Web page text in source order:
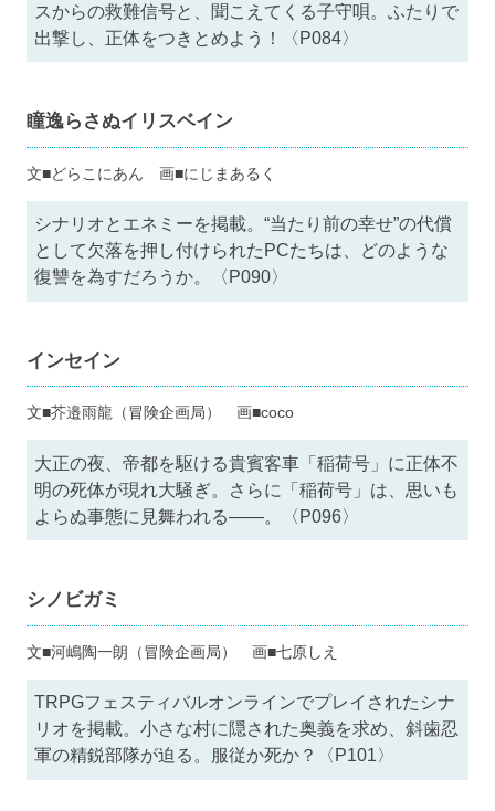
スからの救難信号と、聞こえてくる子守唄。ふたりで
出撃し、正体をつきとめよう！〈P084〉
瞳逸らさぬイリスベイン
文■どらこにあん 画■にじまあるく
シナリオとエネミーを掲載。“当たり前の幸せ”の代償
として欠落を押し付けられたPCたちは、どのような
復讐を為すだろうか。〈P090〉
インセイン
文■芥邉雨龍（冒険企画局） 画■coco
大正の夜、帝都を駆ける貴賓客車「稲荷号」に正体不
明の死体が現れ大騒ぎ。さらに「稲荷号」は、思いも
よらぬ事態に見舞われる――。〈P096〉
シノビガミ
文■河嶋陶一朗（冒険企画局） 画■七原しえ
TRPGフェスティバルオンラインでプレイされたシナ
リオを掲載。小さな村に隠された奥義を求め、斜歯忍
軍の精鋭部隊が迫る。服従か死か？〈P101〉